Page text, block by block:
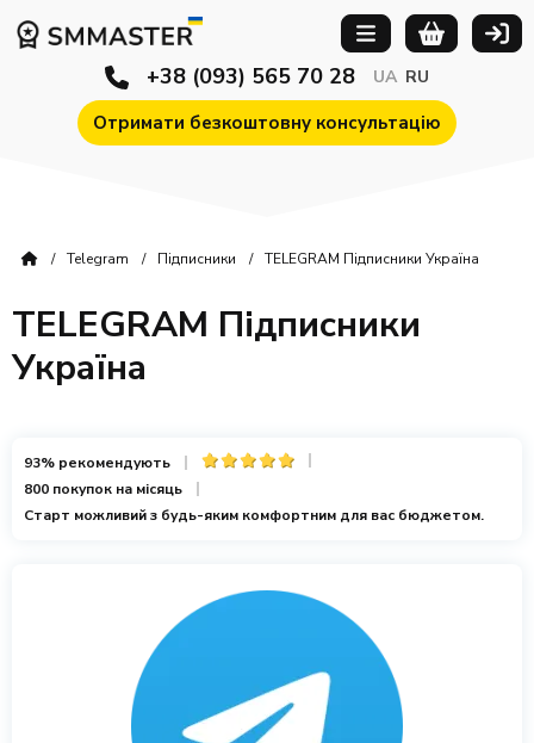
Отримати безкоштовну консультацію
+38 (093) 565 70 28 UA RU
Telegram Підписники TELEGRAM Підписники Україна
TELEGRAM Підписники
Україна
93% рекомендують
800 покупок на місяць
Старт можливий з будь-яким комфортним для вас бюджетом.